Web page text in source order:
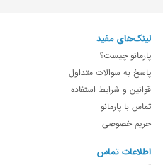
لینک‌های مفید
پارمانو چیست؟
پاسخ به سوالات متداول
قوانین و شرایط استفاده
تماس با پارمانو
حریم خصوصی
اطلاعات تماس